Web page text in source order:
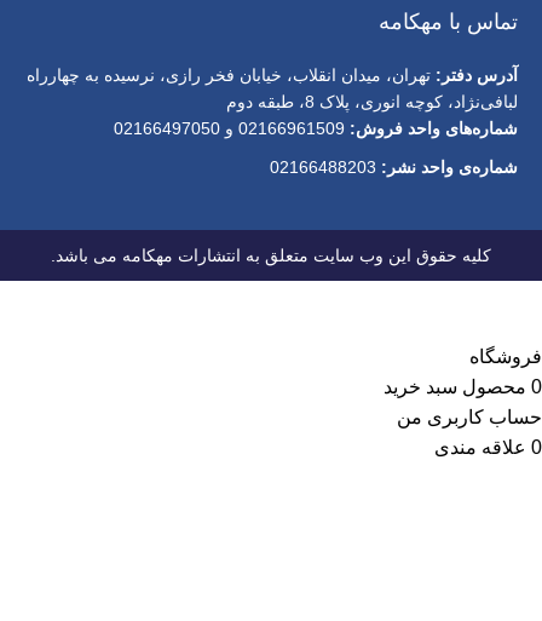
تماس با مهکامه
آدرس دفتر: تهران، میدان انقلاب، خیابان فخر رازی، نرسیده به چهارراه
لبافی‌نژاد، کوچه انوری، پلاک 8، طبقه دوم
شماره‌های واحد فروش: 02166961509 و 02166497050
شماره‌‌ی واحد نشر:
کلیه حقوق این وب سایت متعلق به انتشارات مهکامه می باشد.
فروشگاه
0 محصول سبد خرید
حساب کاربری من
0 علاقه مندی